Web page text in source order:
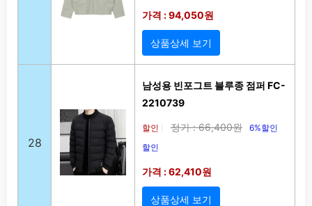
가격 : 94,050원
상품상세 보기
28
남성용 빈포그트 블루종 점퍼 FC-
2210739
할인 정가 : 66,400원
6%할인
할인
가격 : 62,410원
상품상세 보기